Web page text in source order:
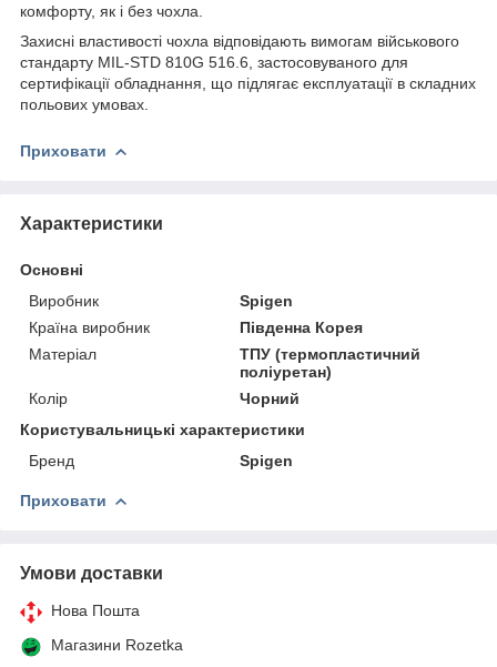
комфорту, як і без чохла.
Захисні властивості чохла відповідають вимогам військового
стандарту MIL-STD 810G 516.6, застосовуваного для
сертифікації обладнання, що підлягає експлуатації в складних
польових умовах.
Приховати
Характеристики
Основні
Виробник
Spigen
Країна виробник
Південна Корея
Матеріал
ТПУ (термопластичний
поліуретан)
Колір
Чорний
Користувальницькі характеристики
Бренд
Spigen
Приховати
Умови доставки
Нова Пошта
Магазини Rozetka